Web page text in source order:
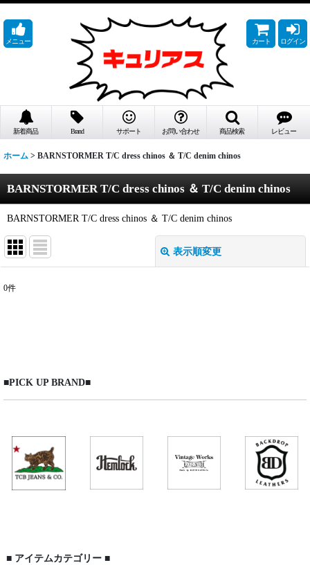
メニュー カート ログイン
新着商品 Brand サポート お問い合わせ 商品検索 レビュー
ホーム > BARNSTORMER T/C dress chinos ＆ T/C denim chinos
BARNSTORMER T/C dress chinos ＆ T/C denim chinos
BARNSTORMER T/C dress chinos ＆ T/C denim chinos
表示順変更
絞り込む
0件
■PICK UP BRAND■
■ アイテムカテゴリー ■